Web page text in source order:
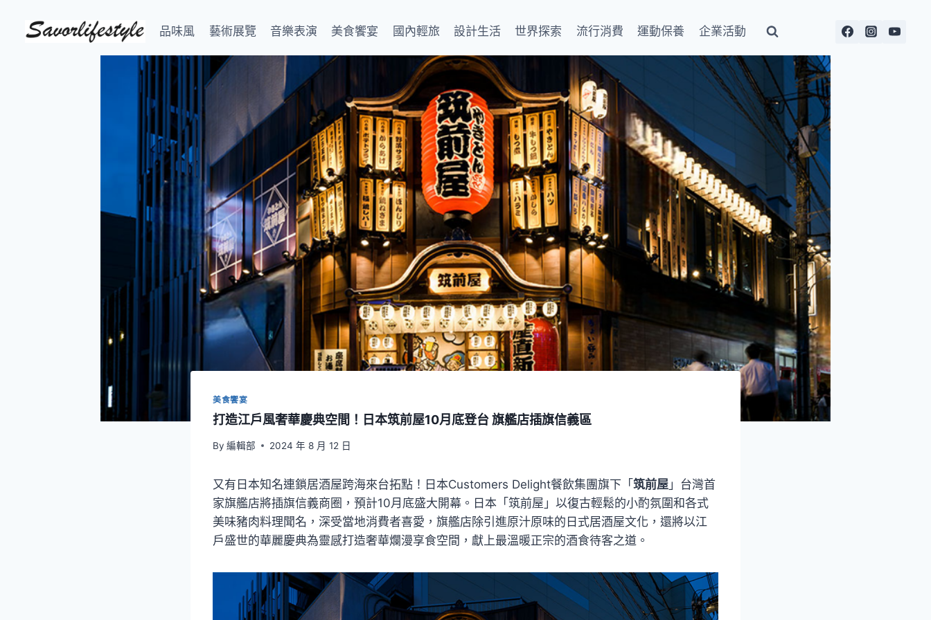
品味風 藝術展覽 音樂表演 美食饗宴 國內輕旅 設計生活 世界探索 流行消費 運動保養 企業活動
美食饗宴
打造江戶風奢華慶典空間！日本筑前屋10月底登台 旗艦店插旗信義區
By 編輯部 2024 年 8 月 12 日
又有日本知名連鎖居酒屋跨海來台拓點！日本Customers Delight餐飲集團旗下「筑前屋 」台灣首
家旗艦店將插旗信義商圈，預計10月底盛大開幕。日本「筑前屋」以復古輕鬆的小酌氛圍和各式
美味豬肉料理聞名，深受當地消費者喜愛，旗艦店除引進原汁原味的日式居酒屋文化，還將以江
戶盛世的華麗慶典為靈感打造奢華爛漫享食空間，獻上最溫暖正宗的酒食待客之道。